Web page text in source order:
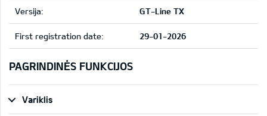
Versija: GT-Line TX
First registration date: 29-01-2026
PAGRINDINĖS FUNKCIJOS
Variklis